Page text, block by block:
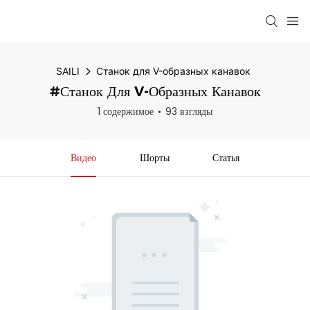
SAILI Станок для V-образных канавок
#Станок Для V-Образных Канавок
1 содержимое 93 взгляды
Видео Шорты Статья